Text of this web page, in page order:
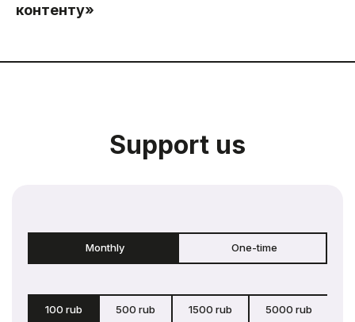
контенту»
Support us
Monthly One-time
100 rub 500 rub 1500 rub 5000 rub